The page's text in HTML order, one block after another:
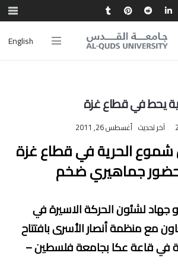
English
يحط في قطاع غزة
آخر تحديث أغسطس 26, 2011
الحرية في قطاع غزة
جماهيري ضخم
جهاد لشئون الحركة الاسيرة في
مع منظمة أنصار الأسرى بافتتاح
في قاعة عكا بجامعة فلسطين –